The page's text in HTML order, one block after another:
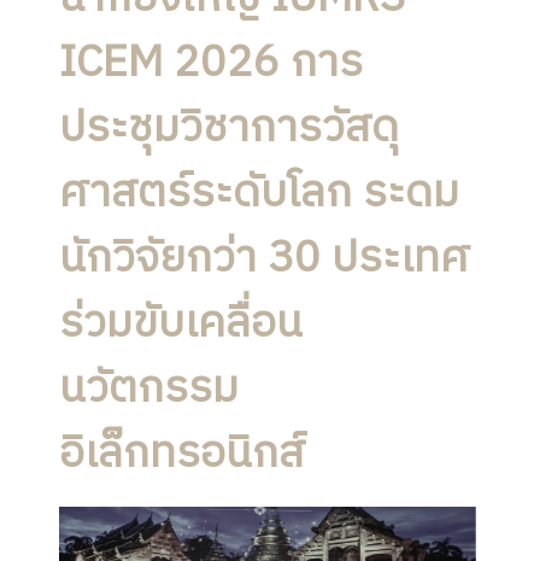
ICEM 2026 การ
ประชุมวิชาการวัสดุ
ศาสตร์ระดับโลก ระดม
นักวิจัยกว่า 30 ประเทศ
ร่วมขับเคลื่อน
นวัตกรรม
อิเล็กทรอนิกส์